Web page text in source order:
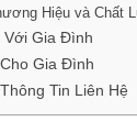
Hiệu và Chất
Với Gia Đình
Gia Đình
Tin Liên Hệ